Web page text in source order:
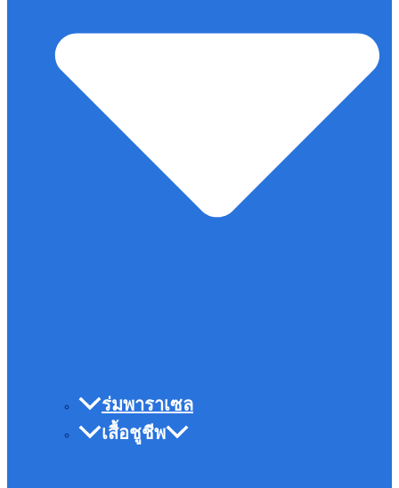
ร่มพาราเซล
เสื้อชูชีพ